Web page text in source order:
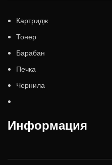
Картридж
Тонер
Барабан
Печка
Чернила
Информация